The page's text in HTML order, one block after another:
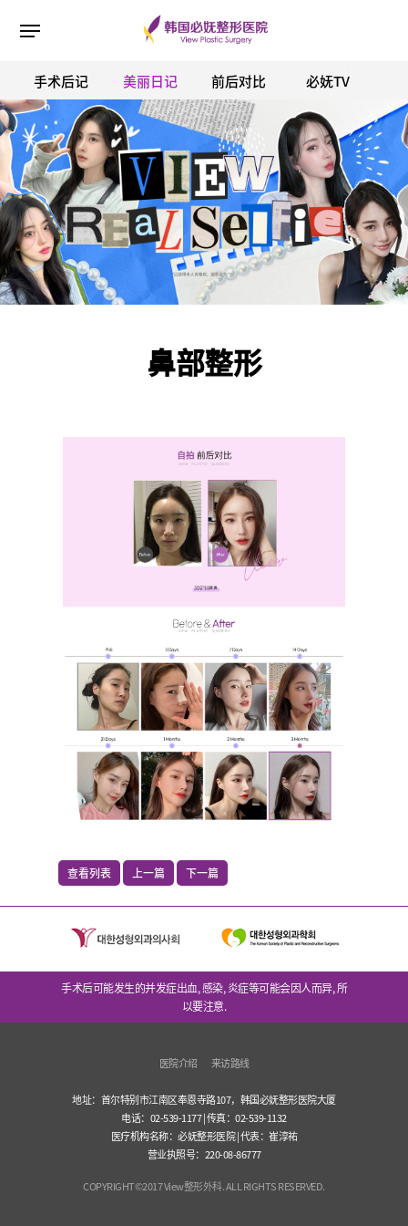
ESC 버튼을 누르면 검색창을 닫을 수 있습니다.
手术后记 美丽日记 前后对比 必妩TV
鼻部整形
查看列表 上一篇 下一篇
手术后可能发生的并发症出血, 感染, 炎症等可能会因人而异, 所
以要注意.
医院介绍 来访路线
地址：首尔特别市江南区奉恩寺路107，韩国必妩整形医院大厦
电话：02-539-1177 | 传真：02-539-1132
医疗机构名称：必妩整形医院 | 代表：崔淳祐
营业执照号：220-08-86777
COPYRIGHT©2017 View整形外科. ALL RIGHTS RESERVED.